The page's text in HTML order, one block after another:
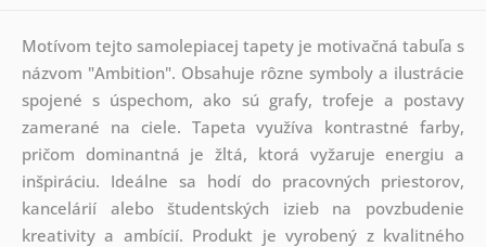
Motívom tejto samolepiacej tapety je motivačná tabuľa s
názvom "Ambition". Obsahuje rôzne symboly a ilustrácie
spojené s úspechom, ako sú grafy, trofeje a postavy
zamerané na ciele. Tapeta využíva kontrastné farby,
pričom dominantná je žltá, ktorá vyžaruje energiu a
inšpiráciu. Ideálne sa hodí do pracovných priestorov,
kancelárií alebo študentských izieb na povzbudenie
kreativity a ambícií. Produkt je vyrobený z kvalitného